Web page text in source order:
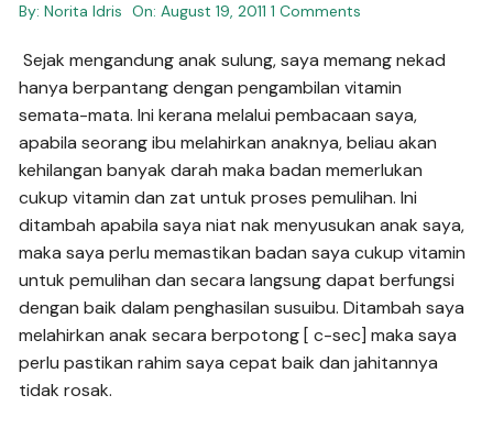
By: Norita Idris On:August 19, 2011 1 Comments
Sejak mengandung anak sulung, saya memang nekad
hanya berpantang dengan pengambilan vitamin
semata-mata. Ini kerana melalui pembacaan saya,
apabila seorang ibu melahirkan anaknya, beliau akan
kehilangan banyak darah maka badan memerlukan
cukup vitamin dan zat untuk proses pemulihan. Ini
ditambah apabila saya niat nak menyusukan anak saya,
maka saya perlu memastikan badan saya cukup vitamin
untuk pemulihan dan secara langsung dapat berfungsi
dengan baik dalam penghasilan susuibu. Ditambah saya
melahirkan anak secara berpotong [ c-sec] maka saya
perlu pastikan rahim saya cepat baik dan jahitannya
tidak rosak.